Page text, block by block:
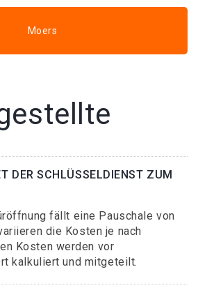
Moers
DER SCHLÜSSELDIENST ZUM
fällt eine Pauschale von
die Kosten je nach
Kosten werden vor
kalkuliert und mitgeteilt.